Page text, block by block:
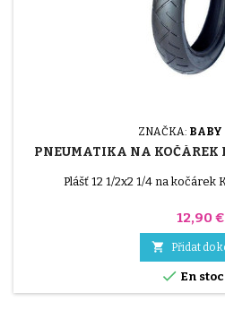
ZNAČKA: BABY
PNEUMATIKA NA KOČÁREK
Plášť 12 1/2x2 1/4 na kočárek
Cena
12,90 €
 Přidat do
 En